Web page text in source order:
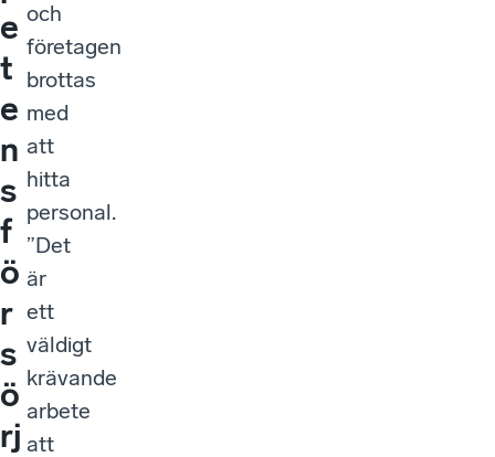
e
t
e
n
s
f
ö
r
s
ö
rj
och
företagen
brottas
med
att
hitta
personal.
”Det
är
ett
väldigt
krävande
arbete
att